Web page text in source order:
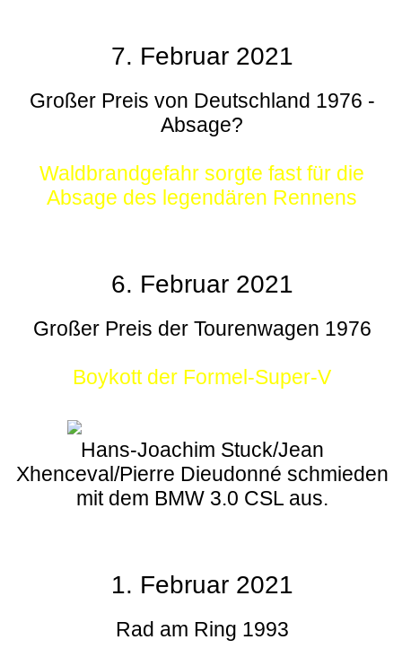
7. Februar 2021
Großer Preis von Deutschland 1976 -
Absage?
Waldbrandgefahr sorgte fast für die
Absage des legendären Rennens
6. Februar 2021
Großer Preis der Tourenwagen 1976
Boykott der Formel-Super-V
Hans-Joachim Stuck/Jean
Xhenceval/Pierre Dieudonné schmieden
mit dem BMW 3.0 CSL aus.
1. Februar 2021
Rad am Ring 1993